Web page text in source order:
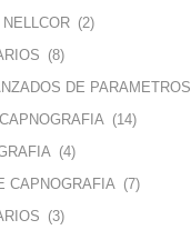
(2)
(8)
DE PARAMETROS
(14)
(4)
CAPNOGRAFIA (7)
(3)